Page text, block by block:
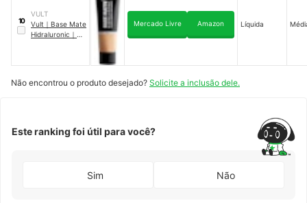
10
VULT
Vult ｜ Base Mate
Hidraluronic ｜
Mercado Livre Amazon Líquida
Não encontrou o produto desejado? Solicite a inclusão dele.
Este ranking foi útil para você?
Sim Não